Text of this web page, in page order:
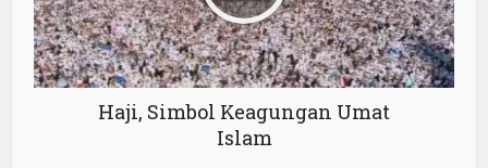
Haji, Simbol Keagungan Umat
Islam